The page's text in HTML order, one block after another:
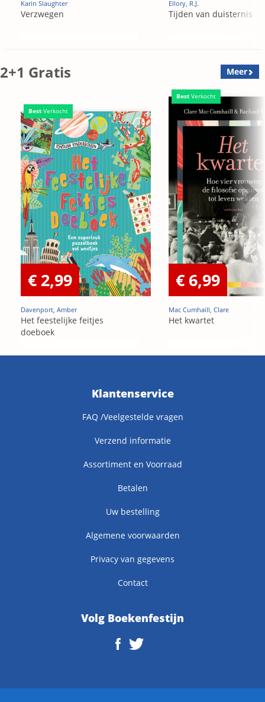
Karin Slaughter
Verzwegen
Ellory, R.J.
Tijden van duisternis
2+1 Gratis Meer
Best Verkocht
€ 2,99
Davenport, Amber
Het feestelijke feitjes
doeboek
Best Verkocht
€ 6,99
Mac Cumhaill, Clare
Het kwartet
Klantenservice
FAQ /Veelgestelde vragen
Verzend informatie
Assortiment en Voorraad
Betalen
Uw bestelling
Algemene voorwaarden
Privacy van gegevens
Contact
Volg Boekenfestijn